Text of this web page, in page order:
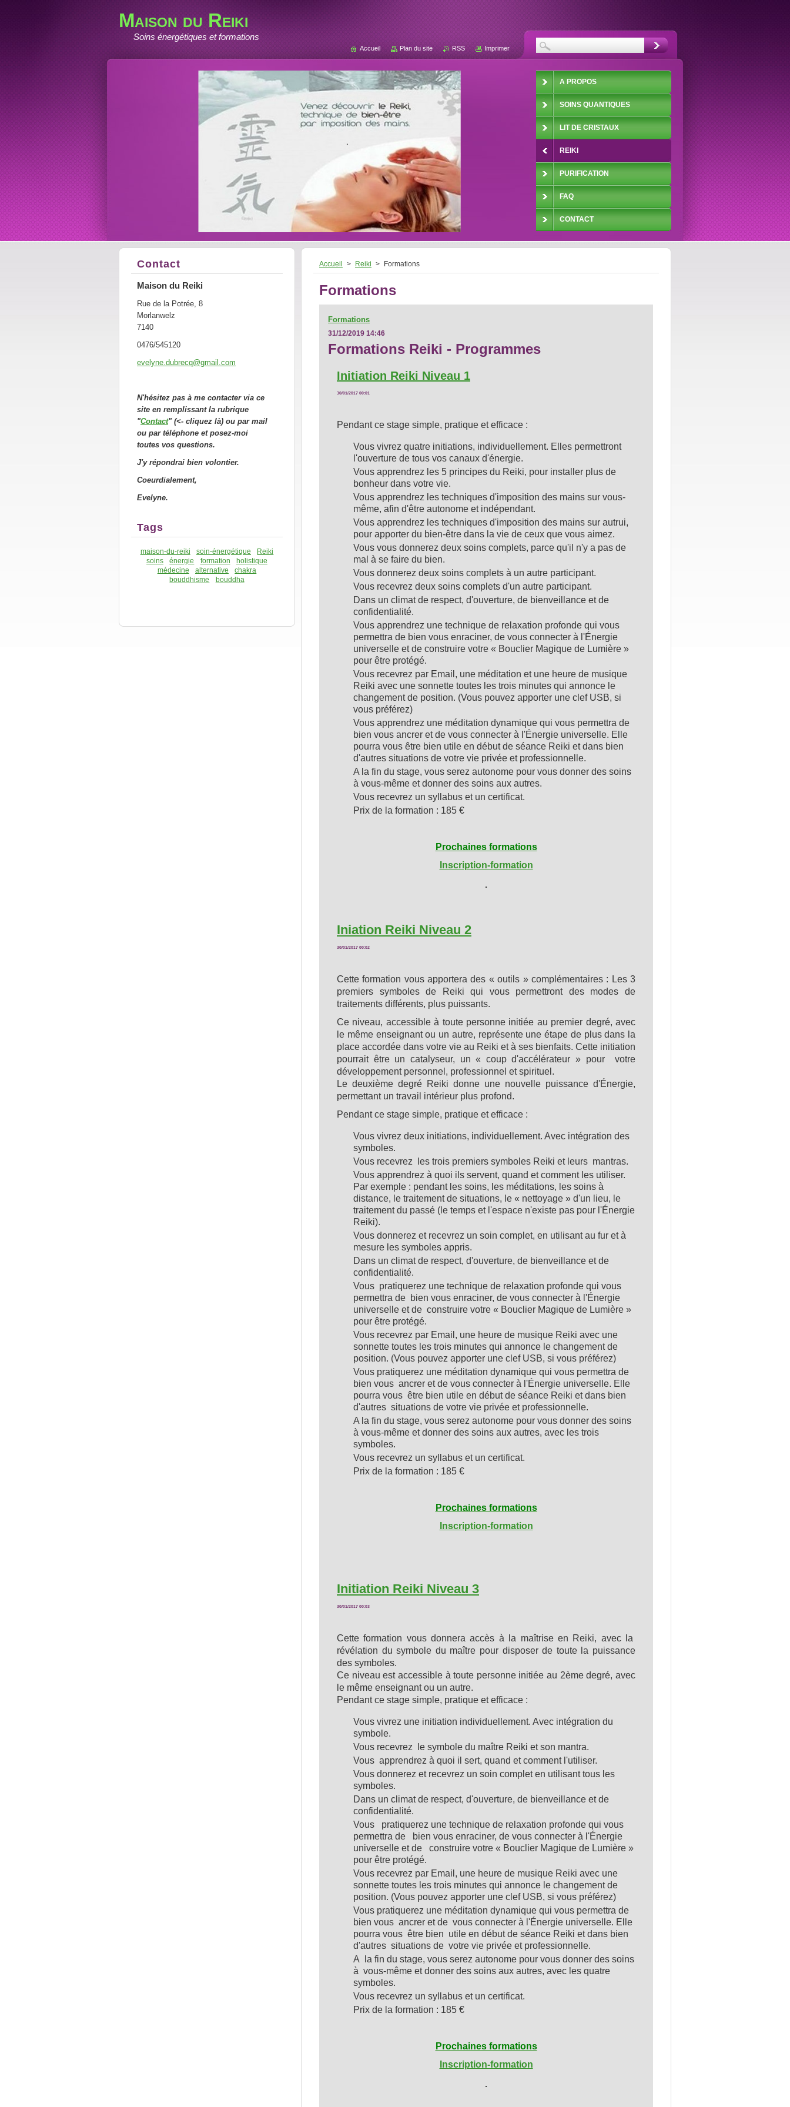
Maison du Reiki
Soins énergétiques et formations
Accueil > Reiki > Formations
Formations
Formations
31/12/2019 14:46
Formations Reiki - Programmes
Initiation Reiki Niveau 1
30/01/2017 00:01
Pendant ce stage simple, pratique et efficace :
Vous vivrez quatre initiations, individuellement. Elles permettront
l'ouverture de tous vos canaux d'énergie.
Vous apprendrez les 5 principes du Reiki, pour installer plus de
bonheur dans votre vie.
Vous apprendrez les techniques d'imposition des mains sur vous-
même, afin d'être autonome et indépendant.
Vous apprendrez les techniques d'imposition des mains sur autrui,
pour apporter du bien-être dans la vie de ceux que vous aimez.
Vous vous donnerez deux soins complets, parce qu'il n'y a pas de
mal à se faire du bien.
Vous donnerez deux soins complets à un autre participant.
Vous recevrez deux soins complets d'un autre participant.
Dans un climat de respect, d'ouverture, de bienveillance et de
confidentialité.
Vous apprendrez une technique de relaxation profonde qui vous
permettra de bien vous enraciner, de vous connecter à l'Énergie
universelle et de construire votre « Bouclier Magique de Lumière »
pour être protégé.
Vous recevrez par Email, une méditation et une heure de musique
Reiki avec une sonnette toutes les trois minutes qui annonce le
changement de position. (Vous pouvez apporter une clef USB, si
vous préférez)
Vous apprendrez une méditation dynamique qui vous permettra de
bien vous ancrer et de vous connecter à l'Énergie universelle. Elle
pourra vous être bien utile en début de séance Reiki et dans bien
d'autres situations de votre vie privée et professionnelle.
A la fin du stage, vous serez autonome pour vous donner des soins
à vous-même et donner des soins aux autres.
Vous recevrez un syllabus et un certificat.
Prix de la formation : 185 €
Prochaines formations
Inscription-formation
.
Iniation Reiki Niveau 2
30/01/2017 00:02
Cette formation vous apportera des « outils » complémentaires : Les 3
premiers symboles de Reiki qui vous permettront des modes de
traitements différents, plus puissants.
Ce niveau, accessible à toute personne initiée au premier degré, avec
le même enseignant ou un autre, représente une étape de plus dans la
place accordée dans votre vie au Reiki et à ses bienfaits. Cette initiation
pourrait être un catalyseur, un « coup d'accélérateur » pour votre
développement personnel, professionnel et spirituel.
Le deuxième degré Reiki donne une nouvelle puissance d'Énergie,
permettant un travail intérieur plus profond.
Pendant ce stage simple, pratique et efficace :
Vous vivrez deux initiations, individuellement. Avec intégration des
symboles.
Vous recevrez les trois premiers symboles Reiki et leurs mantras.
Vous apprendrez à quoi ils servent, quand et comment les utiliser.
Par exemple : pendant les soins, les méditations, les soins à
distance, le traitement de situations, le « nettoyage » d'un lieu, le
traitement du passé (le temps et l'espace n'existe pas pour l'Énergie
Reiki).
Vous donnerez et recevrez un soin complet, en utilisant au fur et à
mesure les symboles appris.
Dans un climat de respect, d'ouverture, de bienveillance et de
confidentialité.
Vous pratiquerez une technique de relaxation profonde qui vous
permettra de bien vous enraciner, de vous connecter à l'Énergie
universelle et de construire votre « Bouclier Magique de Lumière »
pour être protégé.
Vous recevrez par Email, une heure de musique Reiki avec une
sonnette toutes les trois minutes qui annonce le changement de
position. (Vous pouvez apporter une clef USB, si vous préférez)
Vous pratiquerez une méditation dynamique qui vous permettra de
bien vous ancrer et de vous connecter à l'Énergie universelle. Elle
pourra vous être bien utile en début de séance Reiki et dans bien
d'autres situations de votre vie privée et professionnelle.
A la fin du stage, vous serez autonome pour vous donner des soins
à vous-même et donner des soins aux autres, avec les trois
symboles.
Vous recevrez un syllabus et un certificat.
Prix de la formation : 185 €
Prochaines formations
Inscription-formation
Initiation Reiki Niveau 3
30/01/2017 00:03
Cette formation vous donnera accès à la maîtrise en Reiki, avec la
révélation du symbole du maître pour disposer de toute la puissance
des symboles.
Ce niveau est accessible à toute personne initiée au 2ème degré, avec
le même enseignant ou un autre.
Pendant ce stage simple, pratique et efficace :
Vous vivrez une initiation individuellement. Avec intégration du
symbole.
Vous recevrez le symbole du maître Reiki et son mantra.
Vous apprendrez à quoi il sert, quand et comment l'utiliser.
Vous donnerez et recevrez un soin complet en utilisant tous les
symboles.
Dans un climat de respect, d'ouverture, de bienveillance et de
confidentialité.
Vous pratiquerez une technique de relaxation profonde qui vous
permettra de bien vous enraciner, de vous connecter à l'Énergie
universelle et de construire votre « Bouclier Magique de Lumière »
pour être protégé.
Vous recevrez par Email, une heure de musique Reiki avec une
sonnette toutes les trois minutes qui annonce le changement de
position. (Vous pouvez apporter une clef USB, si vous préférez)
Vous pratiquerez une méditation dynamique qui vous permettra de
bien vous ancrer et de vous connecter à l'Énergie universelle. Elle
pourra vous être bien utile en début de séance Reiki et dans bien
d'autres situations de votre vie privée et professionnelle.
A la fin du stage, vous serez autonome pour vous donner des soins
à vous-même et donner des soins aux autres, avec les quatre
symboles.
Vous recevrez un syllabus et un certificat.
Prix de la formation : 185 €
Prochaines formations
Inscription-formation
.
Contact
Maison du Reiki
Rue de la Potrée, 8
Morlanwelz
7140
0476/545120
evelyne.dubrecq@gmail.com
N'hésitez pas à me contacter via ce
site en remplissant la rubrique
"Contact" (<- cliquez là) ou par mail
ou par téléphone et posez-moi
toutes vos questions.
J'y répondrai bien volontier.
Coeurdialement,
Evelyne.
Tags
maison-du-reiki soin-énergétique
Reiki
soins
énergie formation
holistique
médecine
alternative
chakra
bouddhisme
bouddha
A PROPOS
SOINS QUANTIQUES
LIT DE CRISTAUX
REIKI
PURIFICATION
FAQ
CONTACT
Accueil Plan du site RSS Imprimer